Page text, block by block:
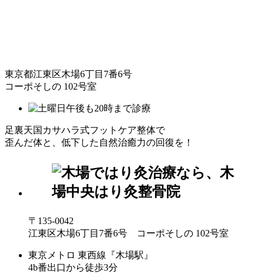
東京都江東区木場6丁目7番6号
コーポそしの 102号室
足裏天国カサハラ式フットケア整体で
歪んだ体と、低下した自然治癒力の回復を！
〒135-0042
江東区木場6丁目7番6号 コーポそしの 102号室
東京メトロ 東西線『木場駅』
4b番出口から徒歩3分